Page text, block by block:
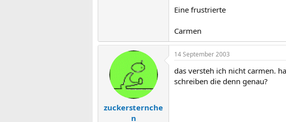
Eine frustrierte
Carmen
zuckersternche
n
14 September 2003
das versteh ich nicht carmen.
schreiben die denn genau?